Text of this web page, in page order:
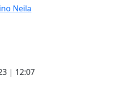
Neila
| 12:07